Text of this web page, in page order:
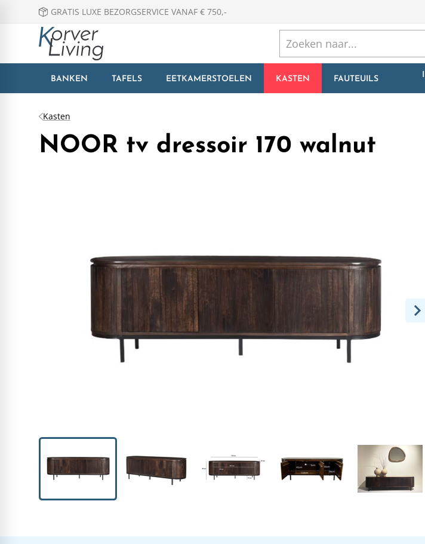
GRATIS LUXE BEZORGSERVICE VANAF € 750,-
BANKEN TAFELS EETKAMERSTOELEN KASTEN FAUTEUILS
Kasten
NOOR tv dressoir 170 walnut